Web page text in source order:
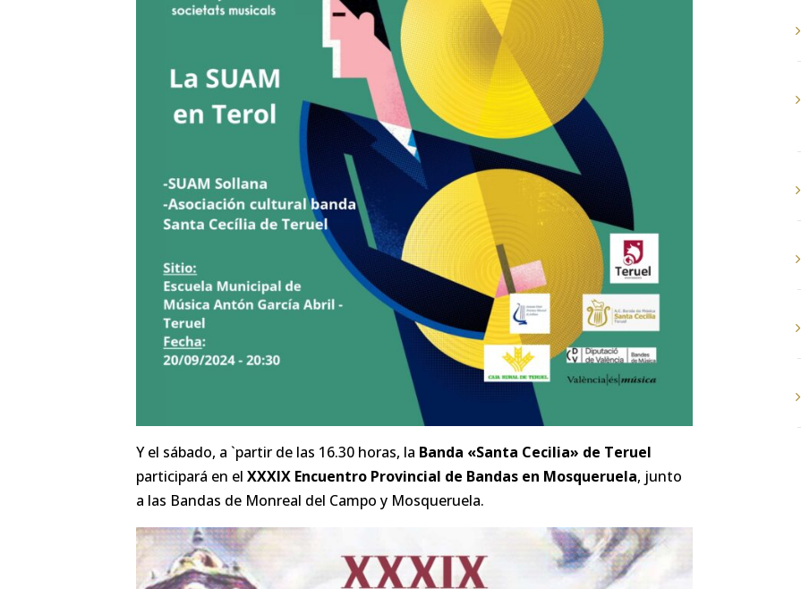
Y el sábado, a `partir de las 16.30 horas, la Banda «Santa Cecilia» de Teruel
participará en elXXXIX Encuentro Provincial de Bandas en Mosqueruela, junto
a las Bandas de Monreal del Campo y Mosqueruela.